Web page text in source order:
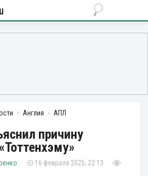
Англия АПЛ
причину
16 февраля 2025, 22:13